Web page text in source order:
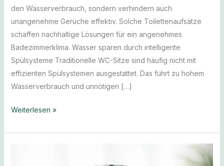
den Wasserverbrauch, sondern verhindern auch
unangenehme Gerüche effektiv. Solche Toilettenaufsätze
schaffen nachhaltige Lösungen für ein angenehmes
Badezimmerklima. Wasser sparen durch intelligente
Spülsysteme Traditionelle WC-Sitze sind häufig nicht mit
effizienten Spülsystemen ausgestattet. Das führt zu hohem
Wasserverbrauch und unnötigen […]
Weiterlesen »